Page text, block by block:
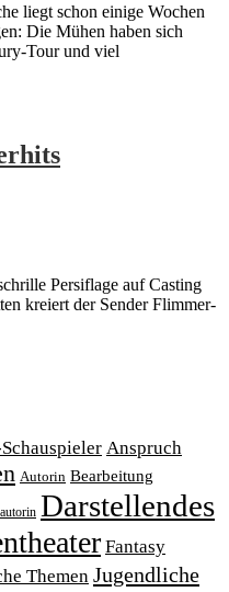
liegt schon einige Wochen
Die Mühen haben sich
Tour und viel
Persiflage auf Casting
kreiert der Sender Flimmer-
Anspruch
Autorin Bearbeitung
Darstellendes
Fantasy
Themen Jugendliche